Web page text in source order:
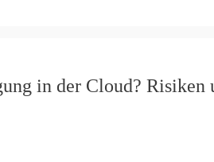
in der Cloud?